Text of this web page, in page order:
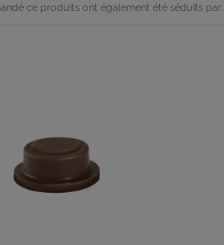
ce produits ont également été séduits par: